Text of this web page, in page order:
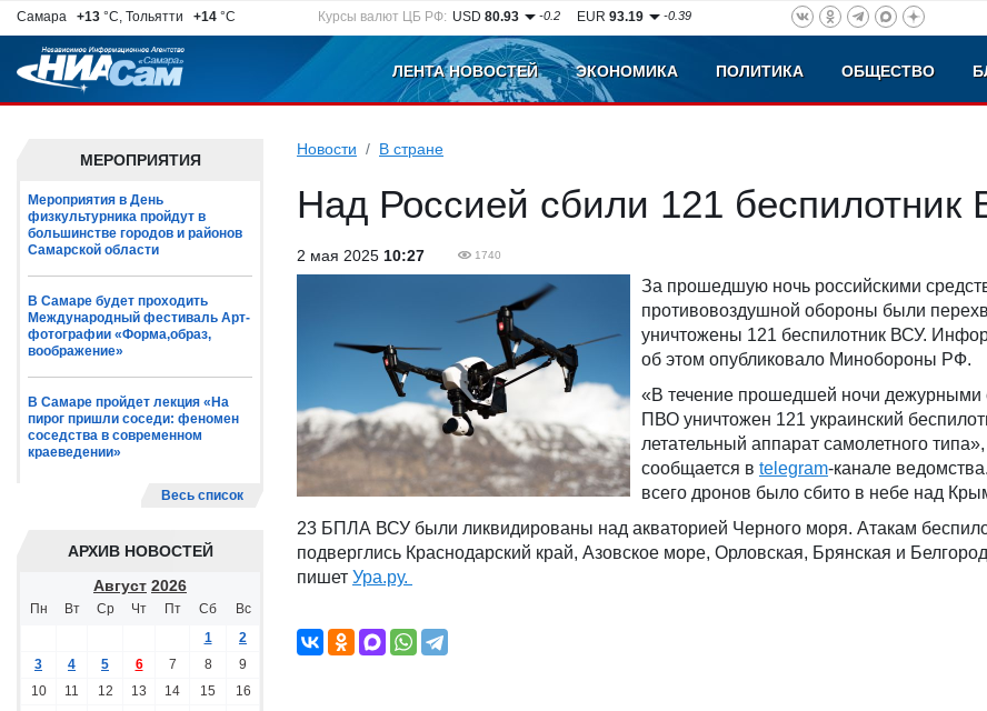
Самара +13 °C, Тольятти +14 °C Курсы валют ЦБ РФ: USD80.93 -0.2 EUR93.19 -0.39
ЛЕНТА НОВОСТЕЙ ЭКОНОМИКА ПОЛИТИКА ОБЩЕСТВО
МЕРОПРИЯТИЯ
Мероприятия в День
физкультурника пройдут в
большинстве городов и районов
Самарской области
В Самаре будет проходить
Международный фестиваль Арт-
фотографии «Форма,образ,
воображение»
В Самаре пройдет лекция «На
пирог пришли соседи: феномен
соседства в современном
краеведении»
Весь список
АРХИВ НОВОСТЕЙ
Август 2026
Пн Вт Ср Чт Пт Сб
Вс
1
2
3
4 5 6 7 8
9
10
11 12 13 14 15
16
Новости В стране
Над Россией сбили 121 беспилотник
2 мая 2025 10:27 1740
За прошедшую ночь российскими
противовоздушной обороны были
уничтожены 121 беспилотник ВСУ.
об этом опубликовало Минобороны РФ.
«В течение прошедшей ночи дежурными
ПВО уничтожен 121 украинский
летательный аппарат самолетного
сообщается в telegram-канале
всего дронов было сбито в небе над
23 БПЛА ВСУ были ликвидированы над акваторией Черного моря. Атакам
подверглись Краснодарский край, Азовское море, Орловская, Брянская и
пишет Ура.ру.